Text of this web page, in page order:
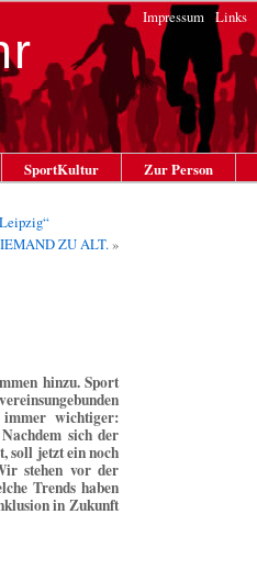
Impressum Links
SportKultur Zur Person
ZU ALT.»
hinzu. Sport
immer wichtiger:
sich der
soll jetzt ein noch
stehen vor der
Trends haben
in Zukunft